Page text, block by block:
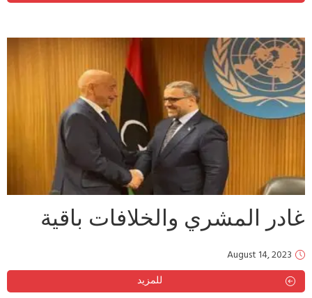
غادر المشري والخلافات باقية
August 14, 2023
للمزيد